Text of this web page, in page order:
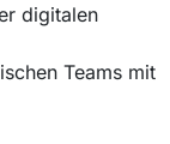
digitalen
Teams mit